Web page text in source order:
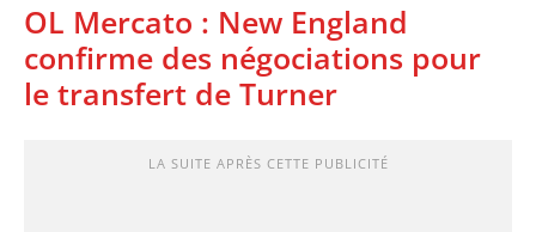
OL Mercato : New England
confirme des négociations pour
le transfert de Turner
LA SUITE APRÈS CETTE PUBLICITÉ